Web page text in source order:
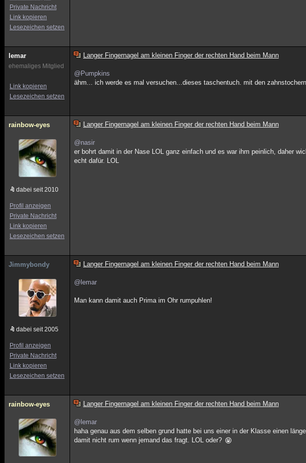
Private Nachricht
Link kopieren
Lesezeichen setzen
lemar
ehemaliges Mitglied
Link kopieren
Lesezeichen setzen
Langer Fingernagel am kleinen Finger der rechten Hand beim Mann
@Pumpkins
ähm... ich werde es mal versuchen...dieses taschentuch. mit den
rainbow-eyes
dabei seit 2010
Profil anzeigen
Private Nachricht
Link kopieren
Lesezeichen setzen
Langer Fingernagel am kleinen Finger der rechten Hand beim Mann
@nasir
er bohrt damit in der Nase LOL ganz einfach und es war ihm peinlich, daher
echt dafür. LOL
Jimmybondy
dabei seit 2005
Profil anzeigen
Private Nachricht
Link kopieren
Lesezeichen setzen
Langer Fingernagel am kleinen Finger der rechten Hand beim Mann
@lemar
Man kann damit auch Prima im Ohr rumpuhlen!
rainbow-eyes Langer Fingernagel am kleinen Finger der rechten Hand beim Mann
@lemar
haha genau aus dem selben grund hatte bei uns einer in der Klasse einen
damit nicht rum wenn jemand das fragt. LOL oder?